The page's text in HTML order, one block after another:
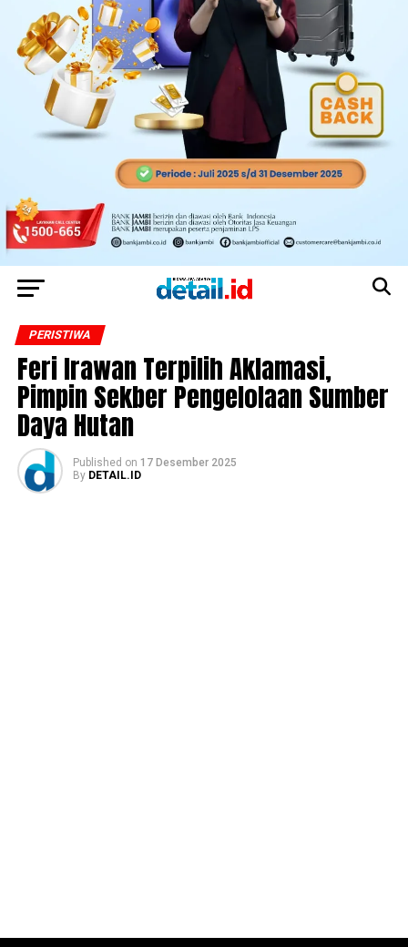
PERISTIWA
Feri Irawan Terpilih Aklamasi,
Pimpin Sekber Pengelolaan Sumber
Daya Hutan
Published on 17 Desember 2025
By DETAIL.ID